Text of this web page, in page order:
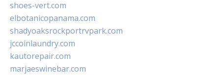
shoes-vert.com
elbotanicopanama.com
shadyoaksrockportrvpark.com
jccoinlaundry.com
kautorepair.com
marjaeswinebar.com